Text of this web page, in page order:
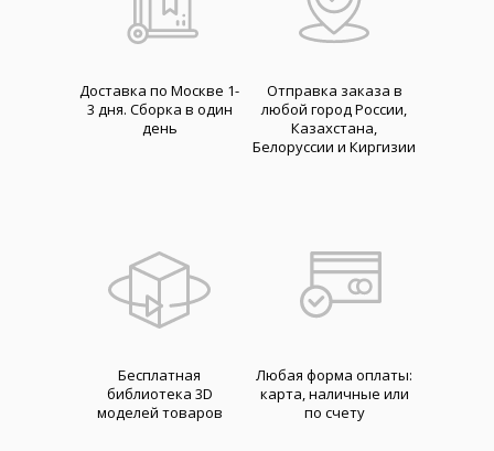
Доставка по Москве 1-
3 дня. Cборка в один
день
Отправка заказа в
любой город России,
Казахстана,
Белоруссии и Киргизии
Бесплатная
библиотека 3D
моделей товаров
Любая форма оплаты:
карта, наличные или
по счету